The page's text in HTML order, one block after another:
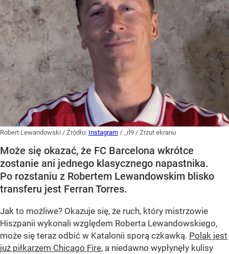
Robert Lewandowski / Źródło: Instagram / _rl9 / Zrzut ekranu
Może się okazać, że FC Barcelona wkrótce
zostanie ani jednego klasycznego napastnika.
Po rozstaniu z Robertem Lewandowskim blisko
transferu jest Ferran Torres.
Jak to możliwe? Okazuje się, że ruch, który mistrzowie
Hiszpanii wykonali względem Roberta Lewandowskiego,
może się teraz odbić w Katalonii sporą czkawką. Polak jest
już piłkarzem Chicago Fire, a niedawno wypłynęły kulisy